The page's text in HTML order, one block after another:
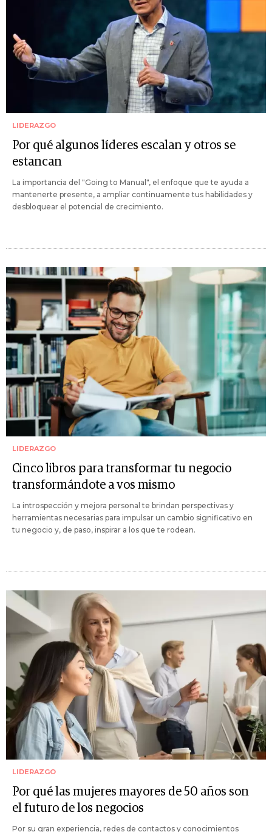
LIDERAZGO
Por qué algunos líderes escalan y otros se
estancan
La importancia del "Going to Manual", el enfoque que te ayuda a
mantenerte presente, a ampliar continuamente tus habilidades y
desbloquear el potencial de crecimiento.
LIDERAZGO
Cinco libros para transformar tu negocio
transformándote a vos mismo
La introspección y mejora personal te brindan perspectivas y
herramientas necesarias para impulsar un cambio significativo en
tu negocio y, de paso, inspirar a los que te rodean.
LIDERAZGO
Por qué las mujeres mayores de 50 años son
el futuro de los negocios
Por su gran experiencia, redes de contactos y conocimientos